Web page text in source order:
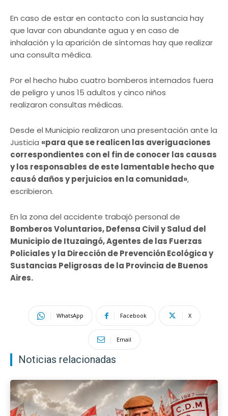
En caso de estar en contacto con la sustancia hay
que lavar con abundante agua y en caso de
inhalación y la aparición de síntomas hay que realizar
una consulta médica.
Por el hecho hubo cuatro bomberos internados fuera
de peligro y unos 15 adultos y cinco niños
realizaron consultas médicas.
Desde el Municipio realizaron una presentación ante la
Justicia «para que se realicen las averiguaciones
correspondientes con el fin de conocer las causas
y los responsables de este lamentable hecho que
causó daños y perjuicios en la comunidad»,
escribieron.
En la zona del accidente trabajó personal de
Bomberos Voluntarios, Defensa Civil y Salud del
Municipio de Ituzaingó, Agentes de las Fuerzas
Policiales y la Dirección de Prevención Ecológica y
Sustancias Peligrosas de la Provincia de Buenos
Aires.
WhatsApp Facebook X
Email
Noticias relacionadas